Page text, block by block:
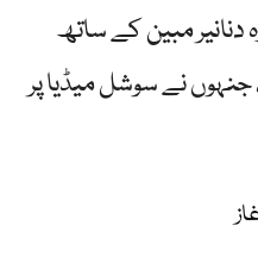
دنانیر مبین کے ساتھ
جنہوں نے سوشل میڈیا پر